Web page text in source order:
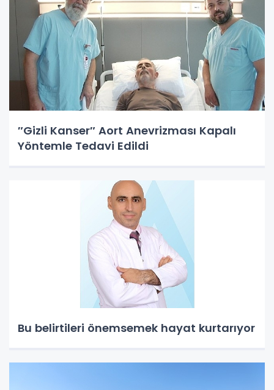
″Gizli Kanser″ Aort Anevrizması Kapalı
Yöntemle Tedavi Edildi
Bu belirtileri önemsemek hayat kurtarıyor